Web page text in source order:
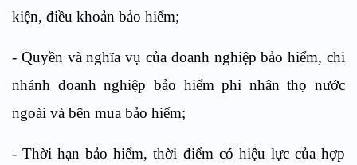
kiện, điều khoản bảo hiểm;
- Quyền và nghĩa vụ của doanh nghiệp bảo hiểm, chi
nhánh doanh nghiệp bảo hiểm phi nhân thọ nước
ngoài và bên mua bảo hiểm;
- Thời hạn bảo hiểm, thời điểm có hiệu lực của hợp